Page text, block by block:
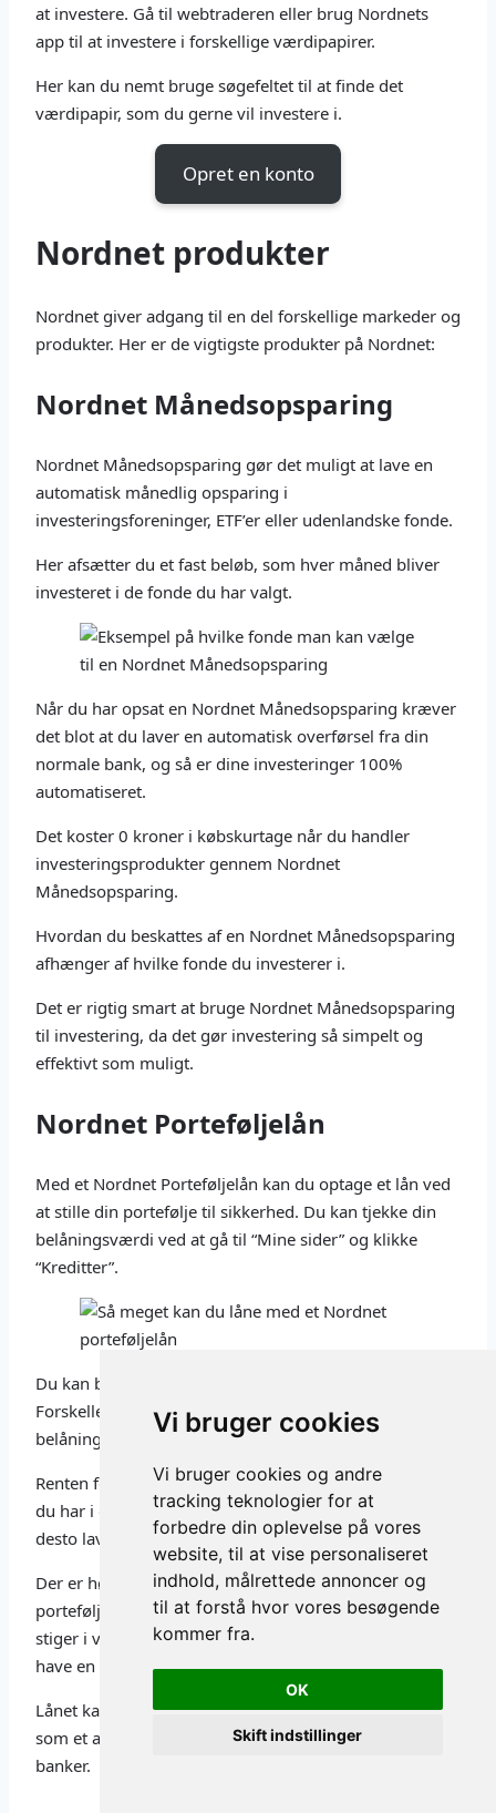
Vi bruger cookies
Vi bruger cookies og andre
tracking teknologier for at
forbedre din oplevelse på vores
website, til at vise personaliseret
indhold, målrettede annoncer og
til at forstå hvor vores besøgende
kommer fra.
OK
Skift indstillinger
at investere. Gå til webtraderen eller brug Nordnets
app til at investere i forskellige værdipapirer.
Her kan du nemt bruge søgefeltet til at finde det
værdipapir, som du gerne vil investere i.
Opret en konto
Nordnet produkter
Nordnet giver adgang til en del forskellige markeder og
produkter. Her er de vigtigste produkter på Nordnet:
Nordnet Månedsopsparing
Nordnet Månedsopsparing gør det muligt at lave en
automatisk månedlig opsparing i
investeringsforeninger, ETF’er eller udenlandske fonde.
Her afsætter du et fast beløb, som hver måned bliver
investeret i de fonde du har valgt.
Når du har opsat en Nordnet Månedsopsparing kræver
det blot at du laver en automatisk overførsel fra din
normale bank, og så er dine investeringer 100%
automatiseret.
Det koster 0 kroner i købskurtage når du handler
investeringsprodukter gennem Nordnet
Månedsopsparing.
Hvordan du beskattes af en Nordnet Månedsopsparing
afhænger af hvilke fonde du investerer i.
Det er rigtig smart at bruge Nordnet Månedsopsparing
til investering, da det gør investering så simpelt og
effektivt som muligt.
Nordnet Porteføljelån
Med et Nordnet Porteføljelån kan du optage et lån ved
at stille din portefølje til sikkerhed. Du kan tjekke din
belåningsværdi ved at gå til “Mine sider” og klikke
“Kreditter”.
Du kan både få et Porteføljelån og Porteføljelån Plus.
Forskellen er renten på lånet, som afhænger af
belåningsgraden.
Renten for lånet afhænger også af hvor stor spredning
du har i dine investeringer. Desto bedre diversificering,
desto lavere rentesats.
Der er høj risiko ved at låne penge med sikkerhed i din
portefølje. Det er nemlig ikke sikkert at investeringen
stiger i værdi. For at kunne få et Porteføljelån skal du
have en kreditaftale med platformen.
Lånet kan bruges til at investere i værdipapirer eller
som et alternativ til et almindeligt lån fra traditionelle
banker.